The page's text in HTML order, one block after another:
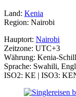
Land: Kenia
Region: Nairobi
Hauptort: Nairobi
Zeitzone: UTC+3
Währung: Kenia-
Sprache: Swahili,
ISO2: KE | ISO3: